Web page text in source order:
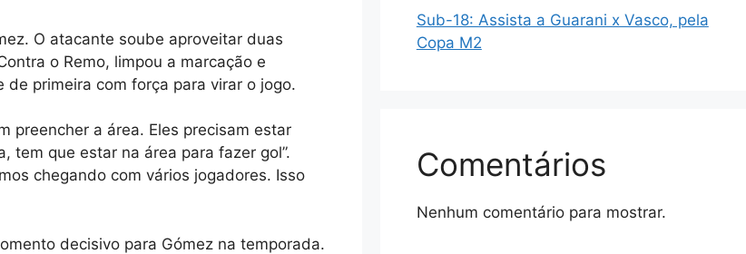
O atacante soube aproveitar duas
o Remo, limpou a marcação e
primeira com força para virar o jogo.
preencher a área. Eles precisam estar
tem que estar na área para fazer gol”.
chegando com vários jogadores. Isso
decisivo para Gómez na temporada.
Sub-18: Assista a Guarani x Vasco, pela
Copa M2
Comentários
Nenhum comentário para mostrar.